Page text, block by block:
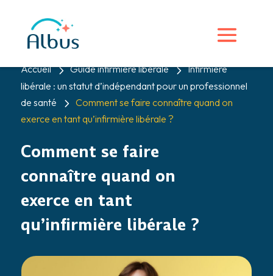
Accueil5Guide infirmière liberale5Infirmière
libérale : un statut d’indépendant pour un professionnel
de santé
5 Comment se faire connaître quand on
exerce en tant qu’infirmière libérale ?
Comment se faire
connaître quand on
exerce en tant
qu’infirmière libérale ?